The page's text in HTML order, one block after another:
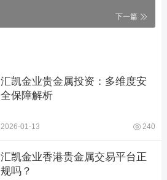
下一篇
汇凯金业贵金属投资：多维度安
全保障解析
2026-01-13 240
汇凯金业香港贵金属交易平台正
规吗？